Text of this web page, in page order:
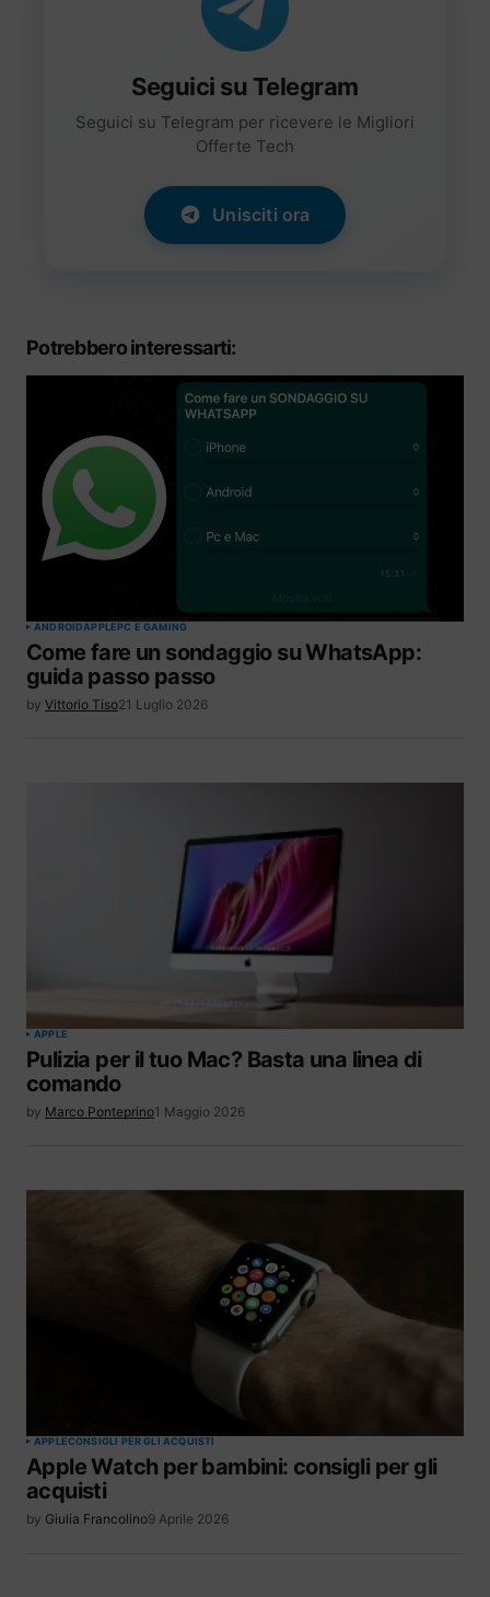
Seguici su Telegram
Seguici su Telegram per ricevere le Migliori
Offerte Tech
Unisciti ora
Potrebbero interessarti:
ANDROIDAPPLEPC E GAMING
Come fare un sondaggio su WhatsApp:
guida passo passo
by Vittorio Tiso21 Luglio 2026
APPLE
Pulizia per il tuo Mac? Basta una linea di
comando
by Marco Ponteprino1 Maggio 2026
APPLECONSIGLI PER GLI ACQUISTI
Apple Watch per bambini: consigli per gli
acquisti
by Giulia Francolino9 Aprile 2026